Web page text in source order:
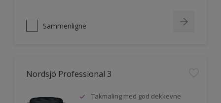
Sammenligne
Nordsjö Professional 3
Takmaling med god dekkevne